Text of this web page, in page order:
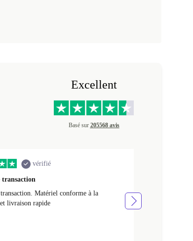
Excellent
Basé sur 205568 avis
vérifié
transaction
Matériel conforme à la
livraison rapide